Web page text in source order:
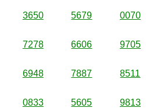
3650 5679 0070
7278 6606 9705
6948 7887 8511
0833 5605 9813